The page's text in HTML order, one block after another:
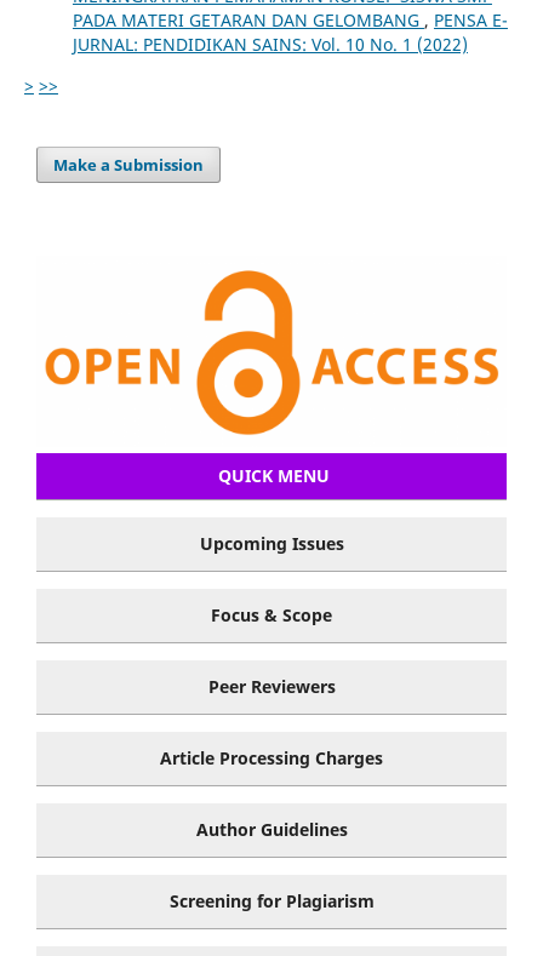
PADA MATERI GETARAN DAN GELOMBANG , PENSA E-
JURNAL: PENDIDIKAN SAINS: Vol. 10 No. 1 (2022)
> >>
Make a Submission
QUICK MENU
Upcoming Issues
Focus & Scope
Peer Reviewers
Article Processing Charges
Author Guidelines
Screening for Plagiarism